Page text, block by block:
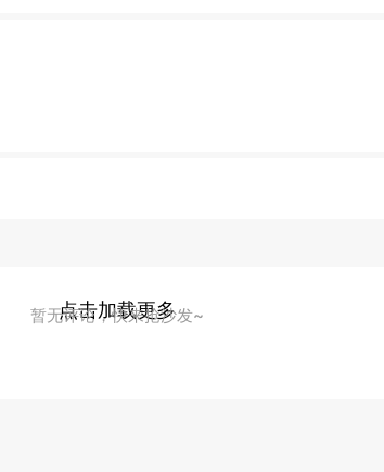
暂无评论，快来抢沙发~
点击加载更多